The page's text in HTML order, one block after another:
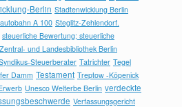
Berlin Stadtenwicklung Berlin
A 100 Steglitz-Zehlendorf.
steuerliche Bewertung; steuerliche
und Landesbibliothek Berlin
Steuerberater Tatrichter Tegel
Damm Testament Treptow -Köpenick
Unesco Welterbe Berlin verdeckte
Verfassungsgericht